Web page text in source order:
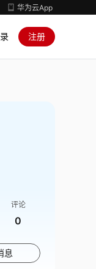
华为云App
注册
评论
0
息